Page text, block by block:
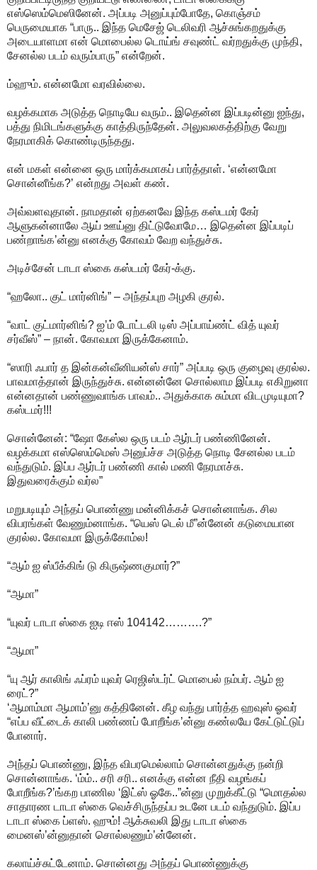
எஸ்ஸெம்மெஸினேன். அப்படி அனுப்பும்போதே, கொஞ்சம்
பெருமையாக “பாரு.. இந்த மெசேஜ் டெலிவரி ஆச்சுங்கறதுக்கு
அடையாளமா என் மொபைல்ல டொய்ங் சவுண்ட் வர்றதுக்கு முந்தி,
சேனல்ல படம் வரும்பாரு” என்றேன்.
ம்ஹும். என்னமோ வரவில்லை.
வழக்கமாக அடுத்த நொடியே வரும்.. இதென்ன இப்படின்னு ஐந்து,
பத்து நிமிடங்களுக்கு காத்திருந்தேன். அலுவலகத்திற்கு வேறு
நேரமாகிக் கொண்டிருந்தது.
என் மகள் என்னை ஒரு மார்க்கமாகப் பார்த்தாள். ‘என்னமோ
சொன்னீங்க?’ என்றது அவள் கண்.
அவ்வளவுதான். நாமதான் ஏற்கனவே இந்த கஸ்டமர் கேர்
ஆளுகன்னாலே ஆய் ஊய்னு திட்டுவோமே… இதென்ன இப்படிப்
பண்றாங்க’ன்னு எனக்கு கோவம் வேற வந்துச்சு.
அடிச்சேன் டாடா ஸ்கை கஸ்டமர் கேர்-க்கு.
“ஹலோ.. குட் மார்னிங்” – அந்தப்புற அழகி குரல்.
“வாட் குட்மார்னிங்? ஐ’ம் டோட்டலி டிஸ் அப்பாய்ண்ட் வித் யுவர்
சர்வீஸ்” – நான். கோவமா இருக்கேனாம்.
“ஸாரி ஃபார் த இன்கன்வீனியன்ஸ் சார்” அப்படி ஒரு குழைவு குரல்ல.
பாவமாத்தான் இருந்துச்சு. என்னன்னே சொல்லாம இப்படி எகிறுனா
என்னதான் பண்ணுவாங்க பாவம்.. அதுக்காக சும்மா விடமுடியுமா?
கஸ்டமர்!!!
சொன்னேன்: “ஷோ கேஸ்ல ஒரு படம் ஆர்டர் பண்ணினேன்.
வழக்கமா எஸ்ஸெம்மெஸ் அனுப்ச்ச அடுத்த நொடி சேனல்ல படம்
வந்துடும். இப்ப ஆர்டர் பண்ணி கால் மணி நேரமாச்சு.
இதுவரைக்கும் வர்ல”
மறுபடியும் அந்தப் பொண்ணு மன்னிக்கச் சொன்னாங்க. சில
விபரங்கள் வேணும்னாங்க. “யெஸ் டெல் மீ”ன்னேன் கடுமையான
குரல்ல. கோவமா இருக்கோம்ல!
“ஆம் ஐ ஸ்பீக்கிங் டு கிருஷ்ணகுமார்?”
“ஆமா”
“யுவர் டாடா ஸ்கை ஐடி ஈஸ் 104142……….?”
“ஆமா”
“யு ஆர் காலிங் ஃப்ரம் யுவர் ரெஜிஸ்டர்ட் மொபைல் நம்பர். ஆம் ஐ
ரைட்?”
‘ஆமாம்மா ஆமாம்’னு கத்தினேன். கீழ வந்து பார்த்த ஹவுஸ் ஓவர்
“எப்ப வீட்டைக் காலி பண்ணப் போறீங்க’ன்னு கண்லயே கேட்டுட்டுப்
போனார்.
அந்தப் பொண்ணு, இந்த விபரமெல்லாம் சொன்னதுக்கு நன்றி
சொன்னாங்க. ‘ம்ம்.. சரி சரி.. எனக்கு என்ன நீதி வழங்கப்
போறீங்க?’ங்கற பாணில ‘இட்ஸ் ஓகே..”ன்னு முறுக்கீட்டு “மொதல்ல
சாதாரண டாடா ஸ்கை வெச்சிருந்தப்ப உடனே படம் வந்துடும். இப்ப
டாடா ஸ்கை ப்ளஸ். ஹும்! ஆக்சுவலி இது டாடா ஸ்கை
மைனஸ்’ன்னுதான் சொல்லணும்’ன்னேன்.
கலாய்ச்சுட்டேனாம். சொன்னது அந்தப் பொண்ணுக்கு